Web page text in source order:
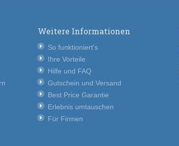
Weitere Informationen
So funktioniert's
Ihre Vorteile
Hilfe und FAQ
Gutschein und Versand
Best Price Garantie
Erlebnis umtauschen
Für Firmen